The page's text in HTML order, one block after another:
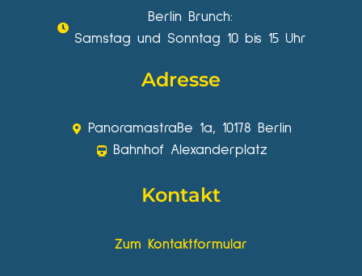
Berlin Brunch:
Samstag und Sonntag 10 bis 15 Uhr
Adresse
Panoramastraße 1a, 10178 Berlin
Bahnhof Alexanderplatz
Kontakt
Zum Kontaktformular